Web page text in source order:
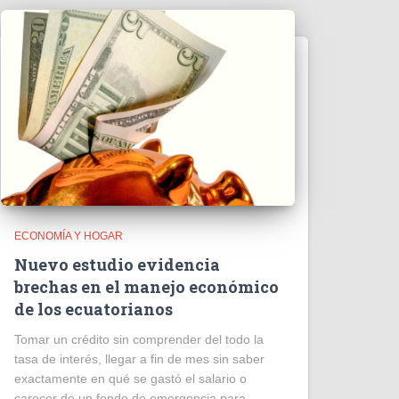
ECONOMÍA Y HOGAR
Nuevo estudio evidencia
brechas en el manejo económico
de los ecuatorianos
Tomar un crédito sin comprender del todo la
tasa de interés, llegar a fin de mes sin saber
exactamente en qué se gastó el salario o